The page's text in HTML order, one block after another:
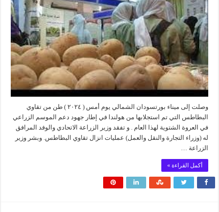
وصلت إلى ميناء بورتسودان الشمالي يوم أمس ( ٢٠٢٤ ) طن من تقاوي
البطاطس التي تم استجلابها من هولندا في إطار جهود دعم الموسم الزراعي
في العروة الشتوية لهذا العام . و تفقد وزير الزراعة الاتحادي والوفد المرافق
له (وزراء التجارة والنقل والعمل) عمليات انزال تقاوي البطاطس. وبشر وزير
الزراعة …
أكمل القراءة »